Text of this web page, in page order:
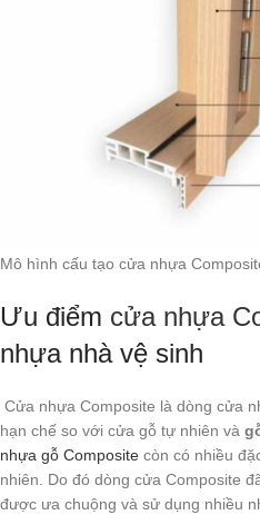
Mô hình cấu tạo cửa nhựa
Ưu điểm cửa nhựa
nhựa nhà vệ sinh
Cửa nhựa Composite là dòng cửa
hạn chế so với cửa gỗ tự nhiên và
nhựa gỗ Composite còn có nhiều
nhiên. Do đó dòng cửa Composite
được ưa chuộng và sử dụng nhiều